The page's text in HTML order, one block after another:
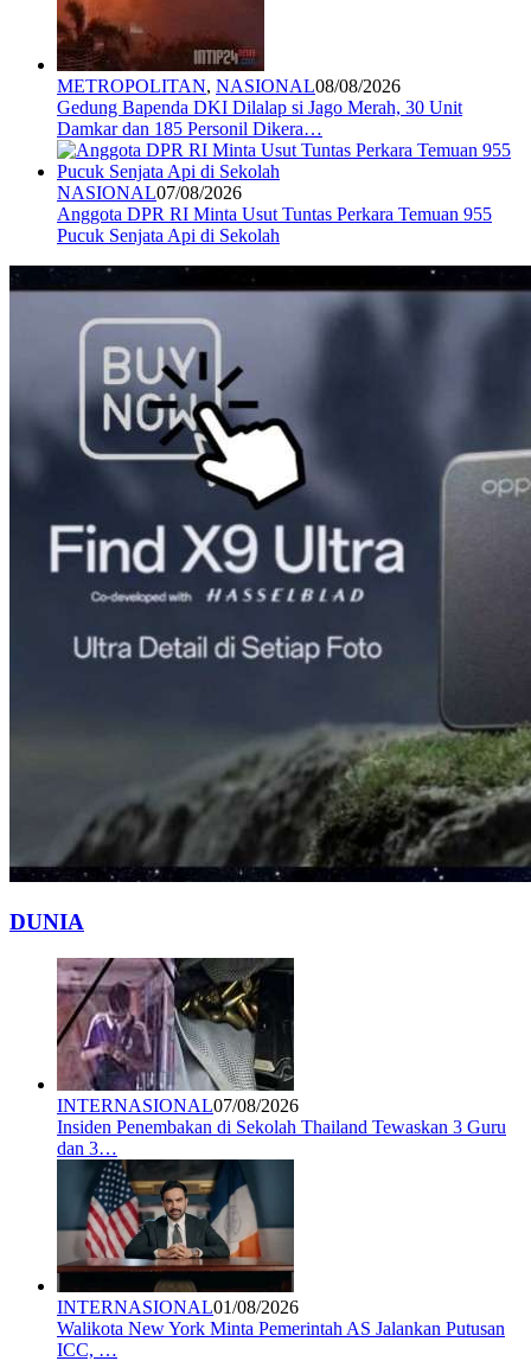
METROPOLITAN, NASIONAL08/08/2026
Gedung Bapenda DKI Dilalap si Jago Merah, 30 Unit
Damkar dan 185 Personil Dikera…
NASIONAL07/08/2026
Anggota DPR RI Minta Usut Tuntas Perkara Temuan 955
Pucuk Senjata Api di Sekolah
DUNIA
INTERNASIONAL07/08/2026
Insiden Penembakan di Sekolah Thailand Tewaskan 3 Guru
dan 3…
INTERNASIONAL01/08/2026
Walikota New York Minta Pemerintah AS Jalankan Putusan
ICC, …